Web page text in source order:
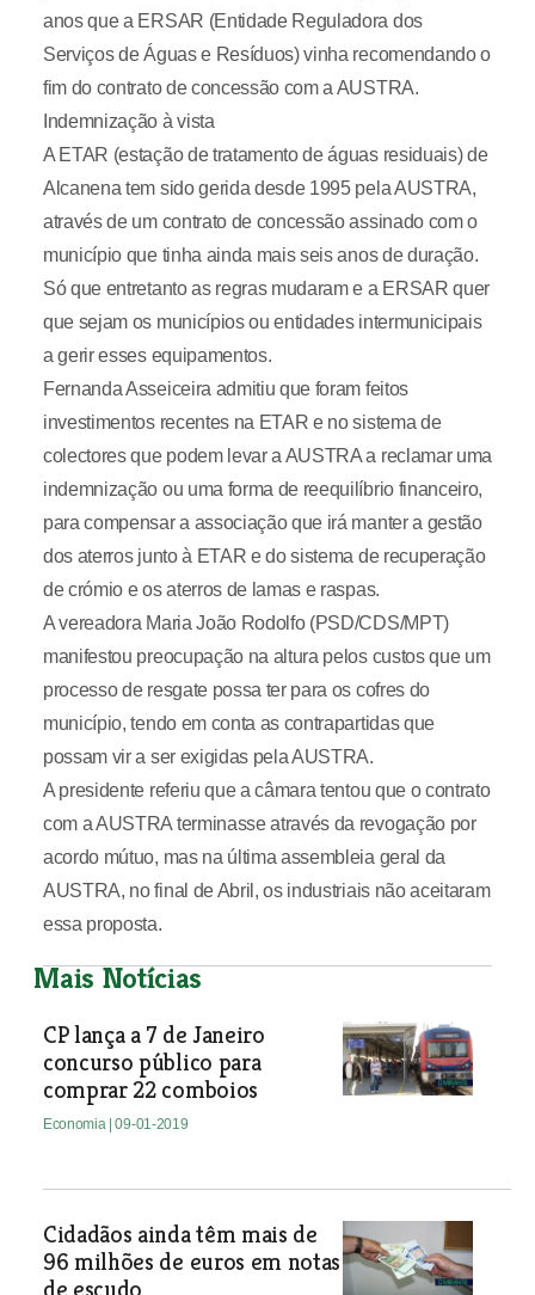
anos que a ERSAR (Entidade Reguladora dos
Serviços de Águas e Resíduos) vinha recomendando o
fim do contrato de concessão com a AUSTRA.
Indemnização à vista
A ETAR (estação de tratamento de águas residuais) de
Alcanena tem sido gerida desde 1995 pela AUSTRA,
através de um contrato de concessão assinado com o
município que tinha ainda mais seis anos de duração.
Só que entretanto as regras mudaram e a ERSAR quer
que sejam os municípios ou entidades intermunicipais
a gerir esses equipamentos.
Fernanda Asseiceira admitiu que foram feitos
investimentos recentes na ETAR e no sistema de
colectores que podem levar a AUSTRA a reclamar uma
indemnização ou uma forma de reequilíbrio financeiro,
para compensar a associação que irá manter a gestão
dos aterros junto à ETAR e do sistema de recuperação
de crómio e os aterros de lamas e raspas.
A vereadora Maria João Rodolfo (PSD/CDS/MPT)
manifestou preocupação na altura pelos custos que um
processo de resgate possa ter para os cofres do
município, tendo em conta as contrapartidas que
possam vir a ser exigidas pela AUSTRA.
A presidente referiu que a câmara tentou que o contrato
com a AUSTRA terminasse através da revogação por
acordo mútuo, mas na última assembleia geral da
AUSTRA, no final de Abril, os industriais não aceitaram
essa proposta.
Mais Notícias
CP lança a 7 de Janeiro
concurso público para
comprar 22 comboios
Economia | 09-01-2019
Cidadãos ainda têm mais de
96 milhões de euros em notas